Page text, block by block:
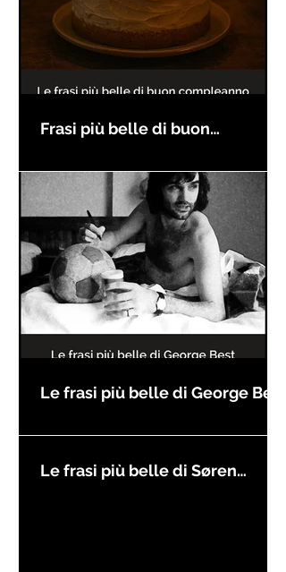
Frasi più belle di buon
Le frasi più belle di George Best
Le frasi più belle di Søren